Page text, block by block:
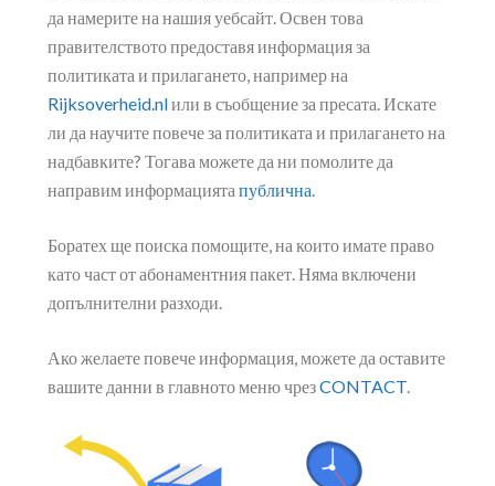
да намерите на нашия уебсайт. Освен това
правителството предоставя информация за
политиката и прилагането, например на
Rijksoverheid.nlили в съобщение за пресата. Искате
ли да научите повече за политиката и прилагането на
надбавките? Тогава можете да ни помолите да
направим информацията публична.
Боратех ще поиска помощите, на които имате право
като част от абонаментния пакет. Няма включени
допълнителни разходи.
Ако желаете повече информация, можете да оставите
вашите данни в главното меню чрезCONTACT.